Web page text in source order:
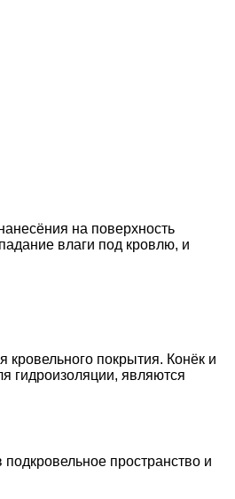
на поверхность
влаги под кровлю, и
покрытия. Конёк и
гидроизоляции, являются
пространство и